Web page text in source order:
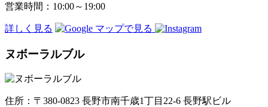
営業時間：10:00～19:00
詳しく見る
ヌボーラルブル
住所：〒380-0823 長野市南千歳1丁目22-6 長野駅ビル